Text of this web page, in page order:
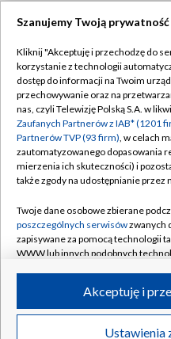
Abonament TVP
Emisja w TVP
Centrum informacji TVP
Naziemna Telewizja
Rada Programowa
System NOS
Informacje o nadawcy
Program dla prasy
©2026 Telewizja
Szanujemy Twoją prywatność
Kliknij "Akceptuję i przechodzę do
korzystanie z technologii
dostęp do informacji na Twoim
przechowywanie oraz na
nas, czyli Telewizję Polską S.A. w
Zaufanych Partnerów z IAB* (1201
Partnerów TVP (93 firm), w celach
zautomatyzowanego dopasowania
mierzenia ich skuteczności) i
także zgody na udostępnianie przez
Twoje dane osobowe zbierane
poszczególnych serwisówzwanych
zapisywane za pomocą technologii
WWW lub innych podobnych
ruchu w Internecie.
Twoje dane osobowe zbierane
Ustawienia
Akceptuję i